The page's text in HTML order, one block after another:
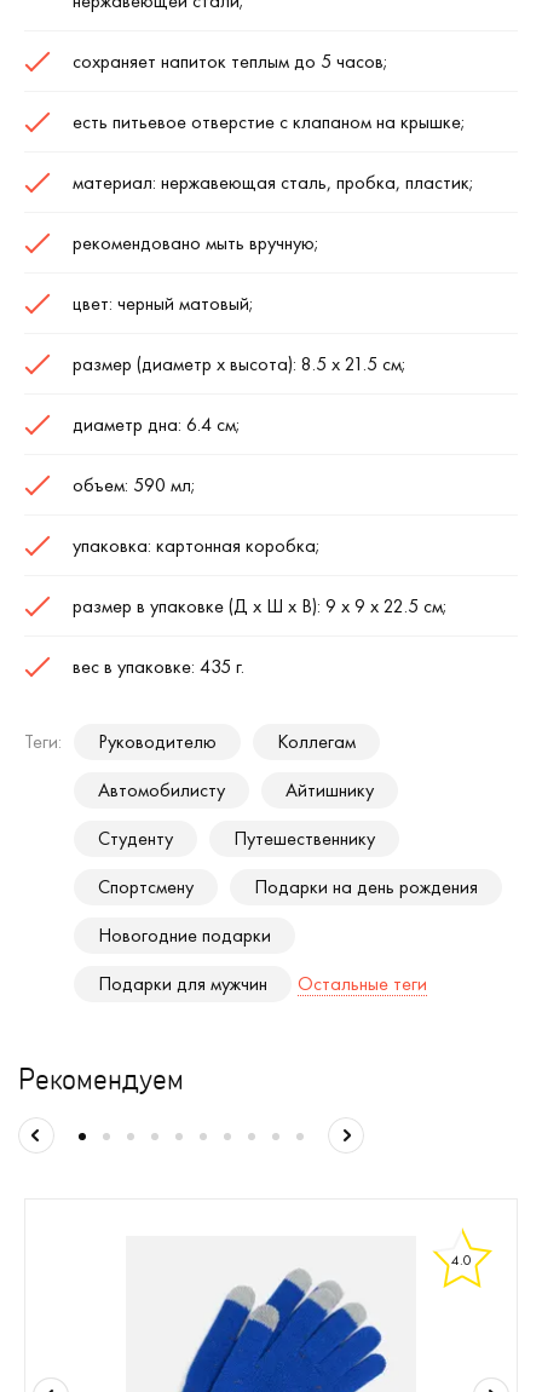
сохраняет напиток теплым до 5 часов;
есть питьевое отверстие с клапаном на крышке;
материал: нержавеющая сталь, пробка, пластик;
рекомендовано мыть вручную;
цвет: черный матовый;
размер (диаметр х высота): 8.5 х 21.5 см;
диаметр дна: 6.4 см;
объем: 590 мл;
упаковка: картонная коробка;
размер в упаковке (Д х Ш х В): 9 х 9 х 22.5 см;
вес в упаковке: 435 г.
Теги: Руководителю
Коллегам
Автомобилисту
Айтишнику
Студенту
Путешественнику
Спортсмену
Подарки на день рождения
Новогодние подарки
Подарки для мужчин
Остальные теги
Рекомендуем
4.0